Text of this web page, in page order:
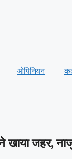
ओपिनियन
खाया जहर,